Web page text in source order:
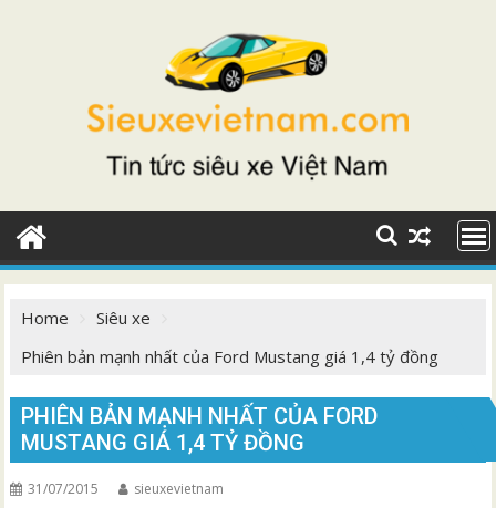
Home
Siêu xe
Phiên bản mạnh nhất của Ford Mustang giá 1,4 tỷ đồng
PHIÊN BẢN MẠNH NHẤT CỦA FORD
MUSTANG GIÁ 1,4 TỶ ĐỒNG
31/07/2015 sieuxevietnam